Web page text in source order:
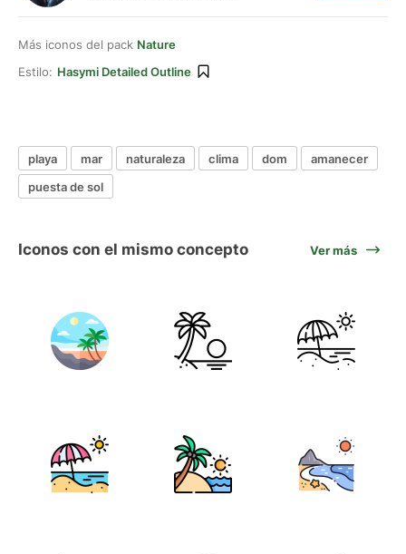
Más iconos del pack Nature
Estilo: Hasymi Detailed Outline
playa mar naturaleza clima dom
amanecer
puesta de sol
Iconos con el mismo concepto Ver más